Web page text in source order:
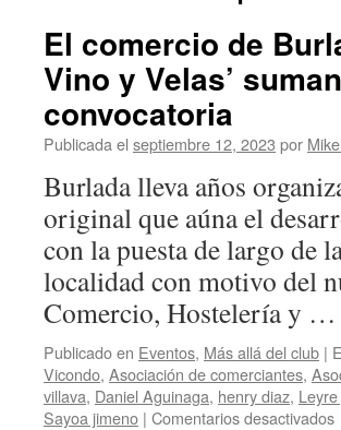
El comercio de
Vino y Velas’
convocatoria
Publicada el septiembre 12, 2023 por
Burlada lleva años
original que aúna el
con la puesta de largo de
localidad con motivo del
Comercio, Hostelería y …
Publicado en Eventos, Más allá del club |
Vicondo, Asociación de comerciantes,
villava, Daniel Aguinaga, henry diaz,
Sayoa jimeno | Comentarios desactivadosen